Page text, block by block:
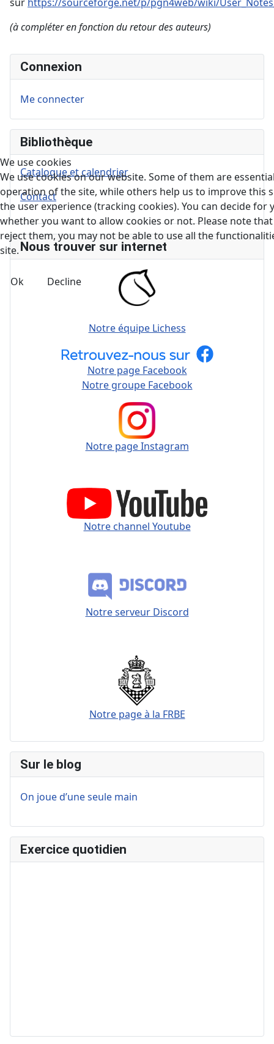
(à compléter en fonction du retour des auteurs)
Connexion
Me connecter
Bibliothèque
Catalogue et calendrier
Contact
Nous trouver sur internet
Notre équipe Lichess
Notre page Facebook
Notre groupe Facebook
Notre page Instagram
Notre channel Youtube
Notre serveur Discord
Notre page à la FRBE
Sur le blog
On joue d’une seule main
Exercice quotidien
We use cookies
We use cookies on our website. Some of them are
operation of the site, while others help us to improve this
the user experience (tracking cookies). You can decide for
whether you want to allow cookies or not. Please note
reject them, you may not be able to use all the
site.
Ok Decline